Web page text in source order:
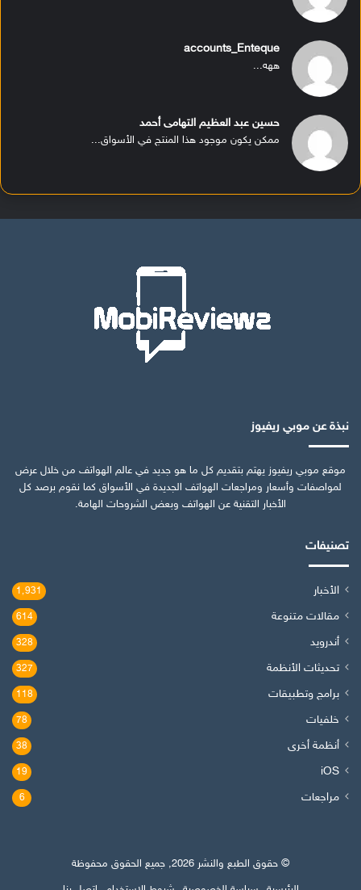
accounts_Enteque
ههه...
حسين عبد العظيم التهامى أحمد
ممكن يكون موجود هذا المنتج في الأسواق...
نبذة عن موبي ريفيوز
موقع موبي ريفيوز يهتم بتقديم كل ما هو جديد في عالم الهواتف من خلال عرض
لمواصفات وأسعار ومراجعات الهواتف الجديدة في الأسواق كما نقوم برصد كل
الأخبار التقنية عن الهواتف وبعض الشروحات الهامة.
تصنيفات
الأخبار 1٬931
مقالات متنوعة 614
أندرويد 328
تحديثات الأنظمة 327
برامج وتطبيقات 118
خلفيات 78
أنظمة أخرى 38
iOS
19
مراجعات 6
© حقوق الطبع والنشر 2026, جميع الحقوق محفوظة